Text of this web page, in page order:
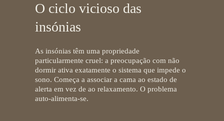
O ciclo vicioso das
insónias
As insónias têm uma propriedade
particularmente cruel: a preocupação com não
dormir ativa exatamente o sistema que impede o
sono. Começa a associar a cama ao estado de
alerta em vez de ao relaxamento. O problema
auto-alimenta-se.